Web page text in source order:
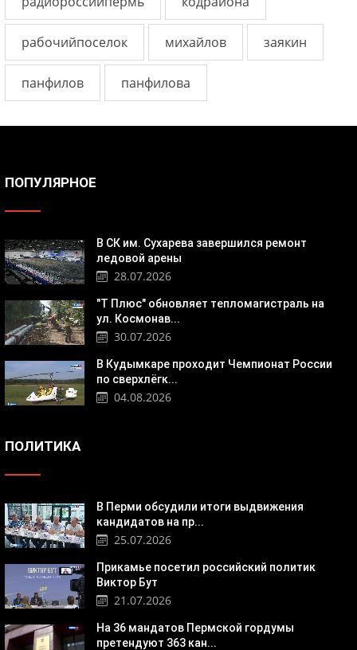
рабочийпоселок михайлов заякин
панфилов панфилова
ПОПУЛЯРНОЕ
В СК им. Сухарева завершился ремонт
ледовой арены
28.07.2026
"Т Плюс" обновляет тепломагистраль на
ул. Космонав...
30.07.2026
В Кудымкаре проходит Чемпионат России
по сверхлёгк...
04.08.2026
ПОЛИТИКА
В Перми обсудили итоги выдвижения
кандидатов на пр...
25.07.2026
Прикамье посетил российский политик
Виктор Бут
21.07.2026
На 36 мандатов Пермской гордумы
претендуют 363 кан...